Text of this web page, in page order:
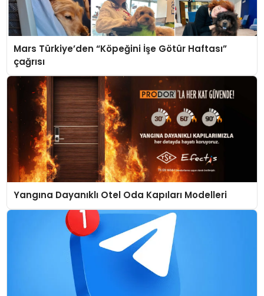
Mars Türkiye’den “Köpeğini İşe Götür Haftası”
çağrısı
Yangına Dayanıklı Otel Oda Kapıları Modelleri